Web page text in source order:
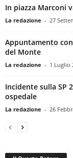
In piazza Marconi
La redazione - 27
Appuntamento
del Monte
La redazione - 1 Luglio
Incidente sulla SP
ospedale
La redazione - 26